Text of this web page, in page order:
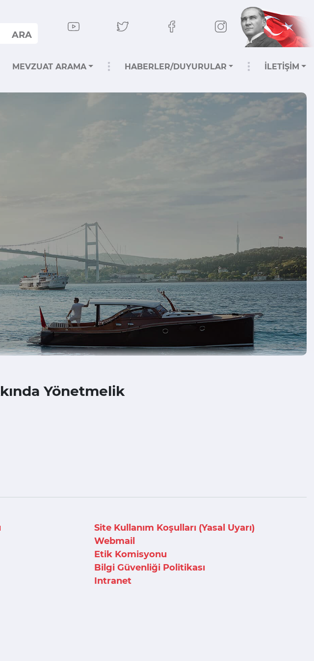
ARA
MEVZUAT ARAMA HABERLER/DUYURULAR İLETİŞİM
Yönetmelik
Site Kullanım Koşulları (Yasal Uyarı)
Webmail
Etik Komisyonu
Bilgi Güvenliği Politikası
Intranet